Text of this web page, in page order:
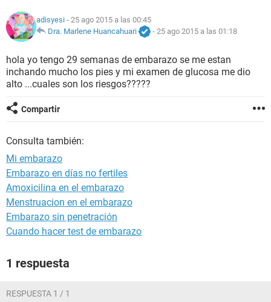
NUTRICIÓN
BIENESTAR
adisyesi - 25 ago 2015 a las 00:45
Dra. Marlene Huancahuari
- 25 ago 2015 a las 01:18
hola yo tengo 29 semanas de embarazo se me estan
inchando mucho los pies y mi examen de glucosa me dio
alto ...cuales son los riesgos?????
Compartir
Consulta también:
Mi embarazo
Embarazo en días no fertiles
Amoxicilina en el embarazo
Menstruacion en el embarazo
Embarazo sin penetración
Cuando hacer test de embarazo
1 respuesta
RESPUESTA 1 / 1